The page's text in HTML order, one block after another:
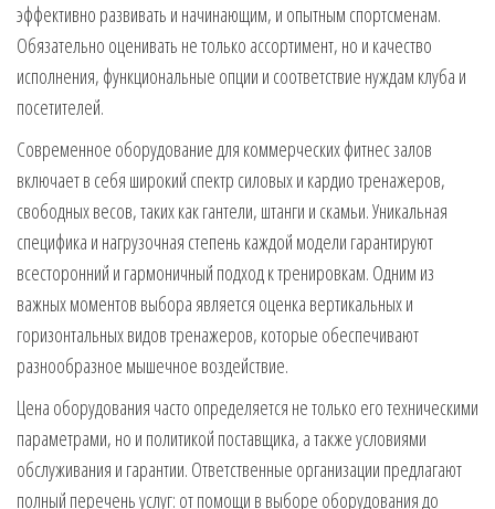
эффективно развивать и начинающим, и опытным спортсменам.
Обязательно оценивать не только ассортимент, но и качество
исполнения, функциональные опции и соответствие нуждам клуба и
посетителей.
Современное оборудование для коммерческих фитнес залов
включает в себя широкий спектр силовых и кардио тренажеров,
свободных весов, таких как гантели, штанги и скамьи. Уникальная
специфика и нагрузочная степень каждой модели гарантируют
всесторонний и гармоничный подход к тренировкам. Одним из
важных моментов выбора является оценка вертикальных и
горизонтальных видов тренажеров, которые обеспечивают
разнообразное мышечное воздействие.
Цена оборудования часто определяется не только его техническими
параметрами, но и политикой поставщика, а также условиями
обслуживания и гарантии. Ответственные организации предлагают
полный перечень услуг: от помощи в выборе оборудования до